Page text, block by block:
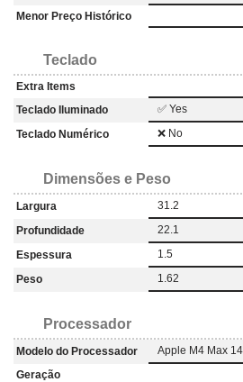
Menor Preço Histórico
Teclado
Extra Items
Teclado Iluminado
✅ Yes
Teclado Numérico
❌ No
Dimensões e Peso
Largura
31.2
Profundidade
22.1
Espessura
1.5
Peso
1.62
Processador
Modelo do Processador
Apple M4 Max
Geração